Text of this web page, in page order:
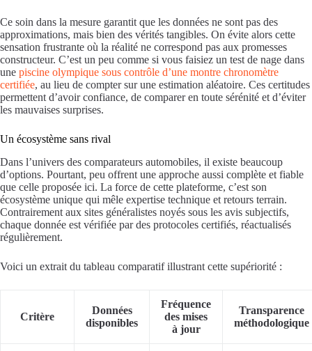
Ce soin dans la mesure garantit que les données ne sont pas des
approximations, mais bien des vérités tangibles. On évite alors cette
sensation frustrante où la réalité ne correspond pas aux promesses
constructeur. C’est un peu comme si vous faisiez un test de nage dans
une piscine olympique sous contrôle d’une montre chronomètre
certifiée, au lieu de compter sur une estimation aléatoire. Ces certitudes
permettent d’avoir confiance, de comparer en toute sérénité et d’éviter
les mauvaises surprises.
Un écosystème sans rival
Dans l’univers des comparateurs automobiles, il existe beaucoup
d’options. Pourtant, peu offrent une approche aussi complète et fiable
que celle proposée ici. La force de cette plateforme, c’est son
écosystème unique qui mêle expertise technique et retours terrain.
Contrairement aux sites généralistes noyés sous les avis subjectifs,
chaque donnée est vérifiée par des protocoles certifiés, réactualisés
régulièrement.
Voici un extrait du tableau comparatif illustrant cette supériorité :
Critère
Données
disponibles
Fréquence
des mises
à jour
Transparence
méthodologique